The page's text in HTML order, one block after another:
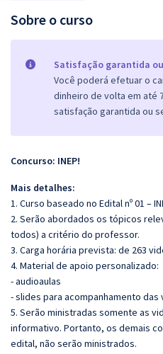
Sobre o curso
Satisfação garantida
Você poderá efetuar o
dinheiro de volta em até
satisfação garantida ou
Concurso: INEP!
Mais detalhes:
1. Curso baseado no Edital nº 01 –
2. Serão abordados os tópicos
todos) a critério do professor.
3. Carga horária prevista: de 263
4. Material de apoio personalizado:
- audioaulas
- slides para acompanhamento das
5. Serão ministradas somente as
informativo. Portanto, os demais
edital, não serão ministrados.